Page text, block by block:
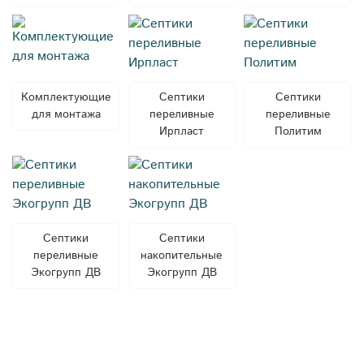
Комплектующие
для монтажа
Септики
переливные
Ирпласт
Септики
переливные
Политим
Септики
переливные
Экогрупп ДВ
Септики
накопительные
Экогрупп ДВ